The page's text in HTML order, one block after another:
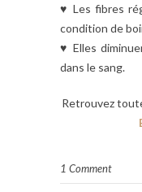
♥ Les fibres
condition de
♥ Elles
dans le sang.
Retrouvez
1 Comment